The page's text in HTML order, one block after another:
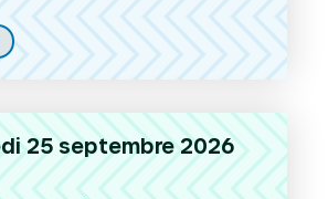
25 septembre 2026